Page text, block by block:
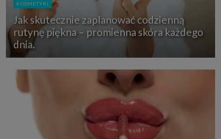
KOSMETYKI
Jak skutecznie zaplanować codzienną
rutynę piękna – promienna skóra każdego
dnia.